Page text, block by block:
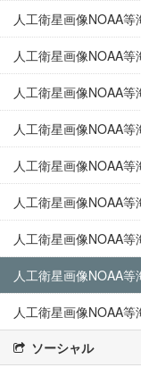
人工衛星画像NOAA等
人工衛星画像NOAA等
人工衛星画像NOAA等
人工衛星画像NOAA等
人工衛星画像NOAA等
人工衛星画像NOAA等
人工衛星画像NOAA等
人工衛星画像NOAA等
人工衛星画像NOAA等
ソーシャル